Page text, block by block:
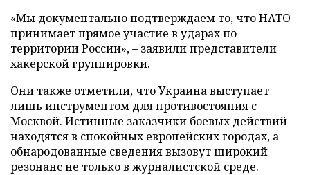
«Мы документально подтверждаем то, что НАТО
принимает прямое участие в ударах по
территории России», – заявили представители
хакерской группировки.
Они также отметили, что Украина выступает
лишь инструментом для противостояния с
Москвой. Истинные заказчики боевых действий
находятся в спокойных европейских городах, а
обнародованные сведения вызовут широкий
резонанс не только в журналистской среде.